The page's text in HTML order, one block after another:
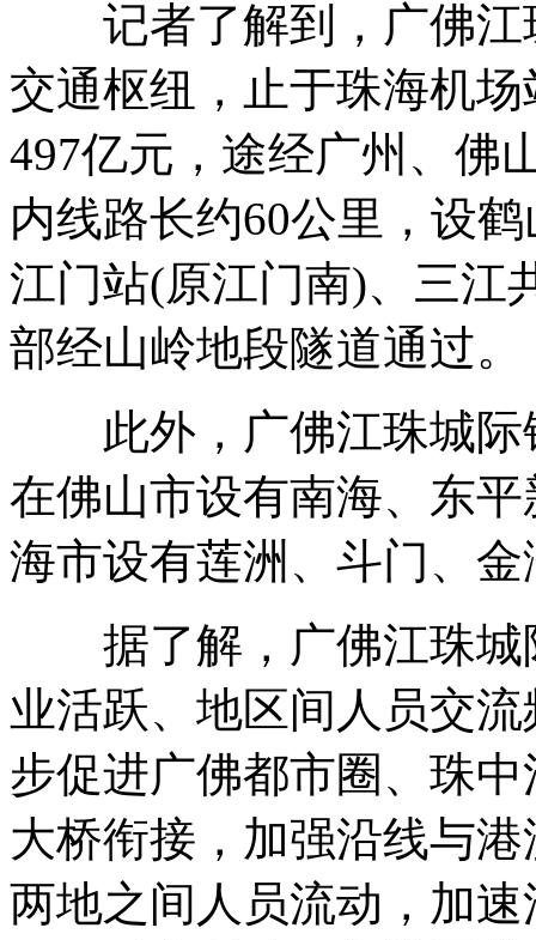
记者了解到，广佛江
交通枢纽，止于珠海机
497亿元，途经广州、佛
内线路长约60公里，设
江门站(原江门南)、三江
部经山岭地段隧道通过。
此外，广佛江珠城际
在佛山市设有南海、东
海市设有莲洲、斗门、
据了解，广佛江珠城
业活跃、地区间人员交
步促进广佛都市圈、珠
大桥衔接，加强沿线与
两地之间人员流动，加